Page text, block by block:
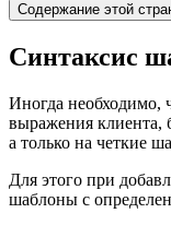
Содержание этой
Синтаксис
Иногда необходимо,
выражения клиента,
а только на четкие
Для этого при
шаблоны с